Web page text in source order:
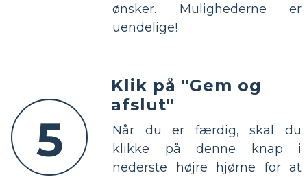
ønsker. Mulighederne er
uendelige!
5
Klik på "Gem og
afslut"
Når du er færdig, skal du
klikke på denne knap i
nederste højre hjørne for at